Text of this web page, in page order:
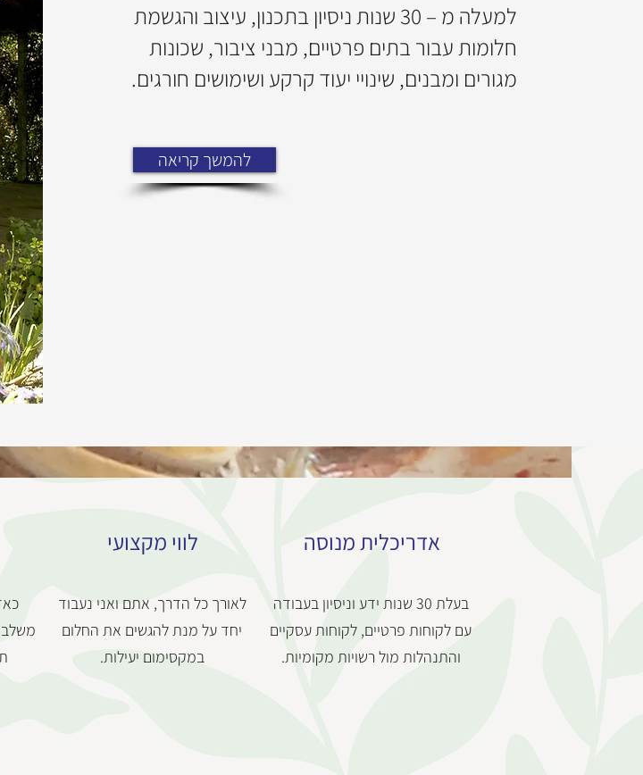
למעלה מ – 30 שנות ניסיון בתכנון, עיצוב והגשמת
חלומות עבור בתים פרטיים, מבני ציבור, שכונות
מגורים ומבנים, שינויי יעוד קרקע ושימושים חורגים.
להמשך קריאה
לווי מקצועי
לאורך כל הדרך, אתם ואני נעבוד
יחד על מנת להגשים את החלום
במקסימום יעילות.
אדריכלית מנוסה
בעלת 30 שנות ידע וניסיון בעבודה
עם לקוחות פרטיים, לקוחות עסקיים
והתנהלות מול רשויות מקומיות.